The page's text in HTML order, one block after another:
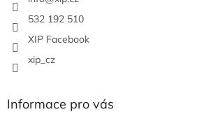
532 192 510
XIP Facebook
xip_cz
Informace pro vás